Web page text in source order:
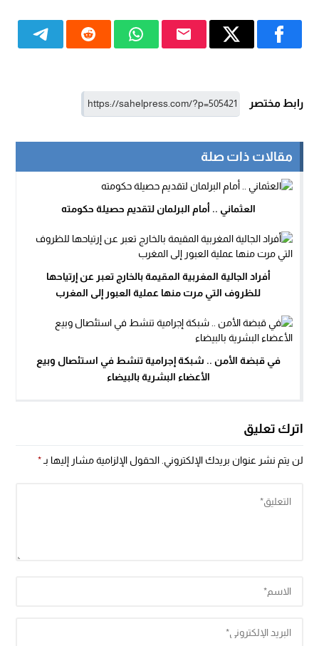
رابط مختصر
مقالات ذات صلة
العثماني .. أمام البرلمان لتقديم حصيلة حكومته
أفراد الجالية المغربية المقيمة بالخارج تعبر عن إرتياحها
للظروف التي مرت منها عملية العبور إلى المغرب
في قبضة الأمن .. شبكة إجرامية تنشط في استئصال وبيع
الأعضاء البشرية بالبيضاء
اترك تعليق
لن يتم نشر عنوان بريدك الإلكتروني. الحقول الإلزامية مشار إليها بـ*